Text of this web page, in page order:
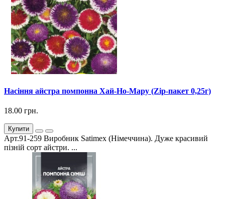
Насіння айстра помпонна Хай-Но-Мару (Zip-пакет 0,25г)
18.00 грн.
Купити
Арт.91-259 Виробник Satimex (Німеччина). Дуже красивий
пізній сорт айстри. ...